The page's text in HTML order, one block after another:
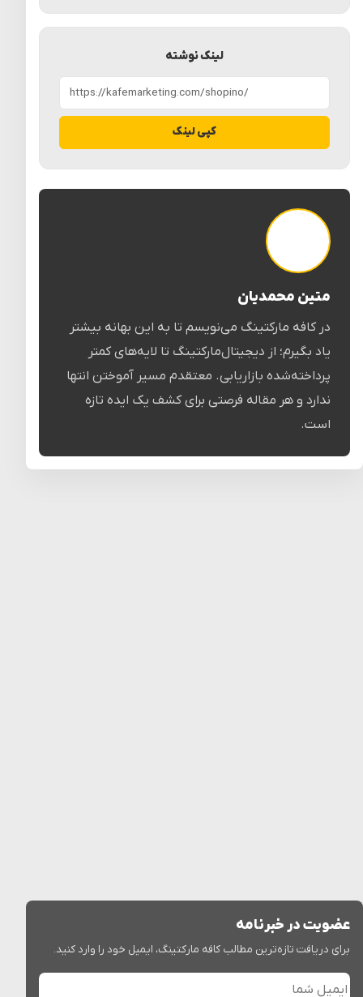
لینک نوشته
کپی لینک
متین محمدیان
در کافه مارکتینگ می‌نویسم تا به این بهانه بیشتر
یاد بگیرم؛ از دیجیتال‌مارکتینگ تا لایه‌های کمتر
پرداخته‌شده‌ بازاریابی. معتقدم مسیر آموختن انتها
ندارد و هر مقاله فرصتی برای کشف یک ایده تازه
است.
عضویت در خبرنامه
برای دریافت تازه‌ترین مطالب کافه مارکتینگ، ایمیل خود را وارد کنید.
ایمیل شما